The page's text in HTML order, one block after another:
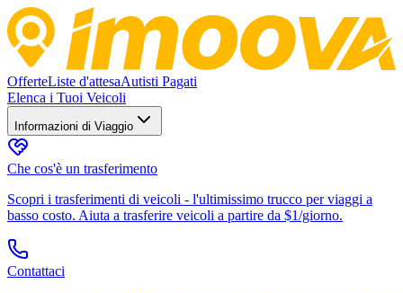
OfferteListe d'attesaAutisti Pagati
Elenca i Tuoi Veicoli
Informazioni di Viaggio
Che cos'è un trasferimento
Scopri i trasferimenti di veicoli - l'ultimissimo trucco per viaggi a
basso costo. Aiuta a trasferire veicoli a partire da $1/giorno.
Contattaci